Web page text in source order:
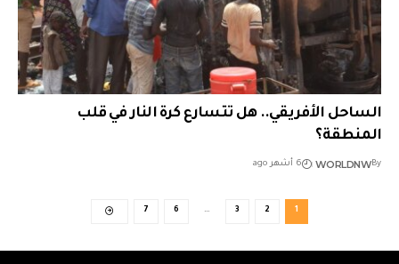
الساحل الأفريقي.. هل تتسارع كرة النار في قلب
المنطقة؟
By
WORLDNW 6 أشهر ago
1
2
3
…
6
7